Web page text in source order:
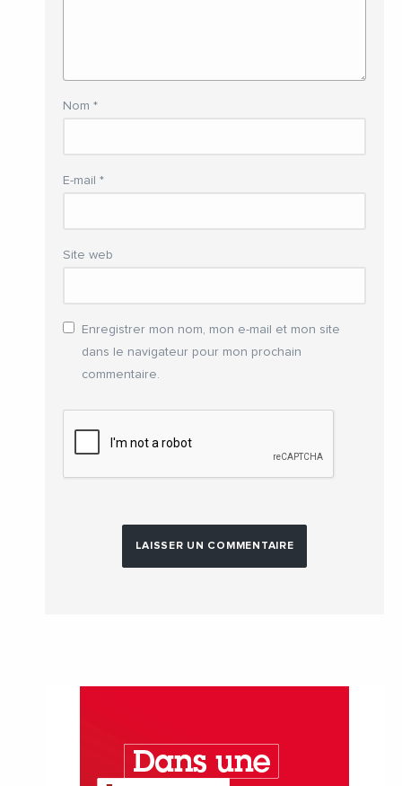
Nom *
E-mail *
Site web
Enregistrer mon nom, mon e-mail et mon site
dans le navigateur pour mon prochain
commentaire.